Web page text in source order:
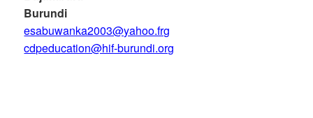
Burundi
esabuwanka2003@yahoo.frg
cdpeducation@hif-burundi.org